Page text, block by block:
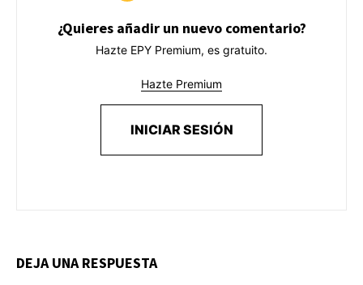
¿Quieres añadir un nuevo comentario?
Hazte EPY Premium, es gratuito.
Hazte Premium
INICIAR SESIÓN
DEJA UNA RESPUESTA